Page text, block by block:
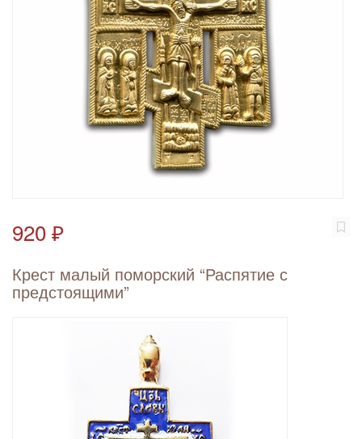
920 ₽
Крест малый поморский “Распятие с
предстоящими”